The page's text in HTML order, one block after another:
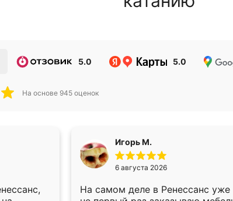
5.0 5.0
На основе 945 оценок
Игорь М.
6 августа 2026
На самом деле в Ренессанс уже